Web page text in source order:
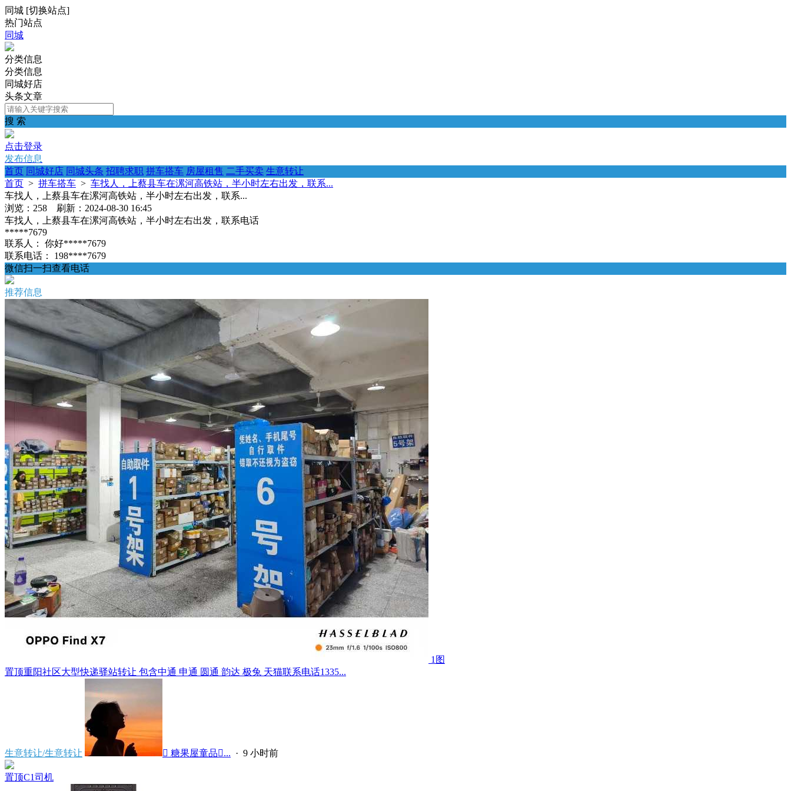
同城 [切换站点]
热门站点
同城
分类信息
分类信息
同城好店
头条文章
搜 索
点击登录
发布信息
首页 同城好店 同城头条 招聘求职 拼车搭车 房屋租售 二手买卖 生意转让
首页 > 拼车搭车 > 车找人，上蔡县车在漯河高铁站，半小时左右出发，联系...
车找人，上蔡县车在漯河高铁站，半小时左右出发，联系...
浏览：258 刷新：2024-08-30 16:45
车找人，上蔡县车在漯河高铁站，半小时左右出发，联系电话
*****7679
联系人：
你好*****7679
联系电话：
198****7679
微信扫一扫查看电话
推荐信息
1图
置顶重阳社区大型快递驿站转让 包含中通 申通 圆通 韵达 极兔 天猫联系电话1335...
生意转让/生意转让  糖果屋童品... · 9 小时前
置顶C1司机